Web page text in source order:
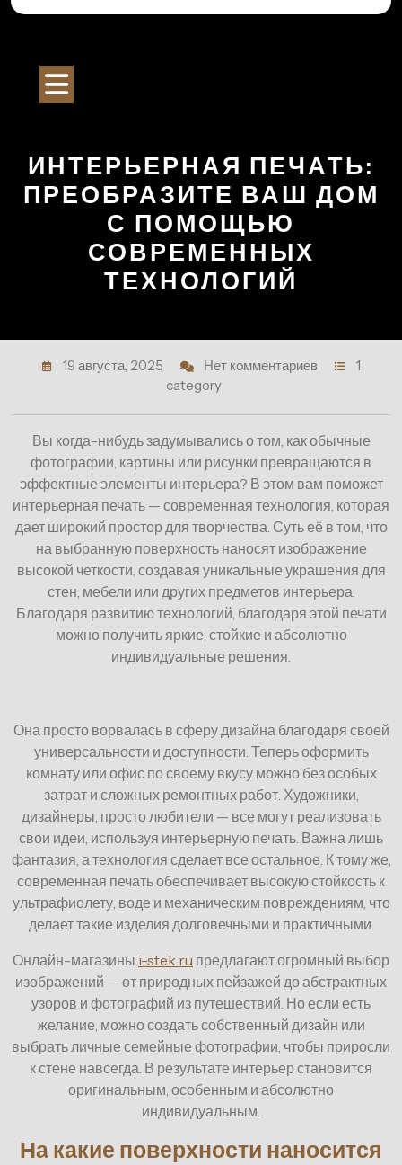
Перейти
ИНТЕРЬЕРНАЯ ПЕЧАТЬ:
ПРЕОБРАЗИТЕ ВАШ ДОМ
С ПОМОЩЬЮ
СОВРЕМЕННЫХ
ТЕХНОЛОГИЙ
19 августа, 2025 Нет комментариев
1
category
Вы когда-нибудь задумывались о том, как обычные
фотографии, картины или рисунки превращаются в
эффектные элементы интерьера? В этом вам поможет
интерьерная печать — современная технология, которая
дает широкий простор для творчества. Суть её в том, что
на выбранную поверхность наносят изображение
высокой четкости, создавая уникальные украшения для
стен, мебели или других предметов интерьера.
Благодаря развитию технологий, благодаря этой печати
можно получить яркие, стойкие и абсолютно
индивидуальные решения.
Она просто ворвалась в сферу дизайна благодаря своей
универсальности и доступности. Теперь оформить
комнату или офис по своему вкусу можно без особых
затрат и сложных ремонтных работ. Художники,
дизайнеры, просто любители — все могут реализовать
свои идеи, используя интерьерную печать. Важна лишь
фантазия, а технология сделает все остальное. К тому же,
современная печать обеспечивает высокую стойкость к
ультрафиолету, воде и механическим повреждениям, что
делает такие изделия долговечными и практичными.
Онлайн-магазины i-stek.ru предлагают огромный выбор
изображений — от природных пейзажей до абстрактных
узоров и фотографий из путешествий. Но если есть
желание, можно создать собственный дизайн или
выбрать личные семейные фотографии, чтобы приросли
к стене навсегда. В результате интерьер становится
оригинальным, особенным и абсолютно
индивидуальным.
На какие поверхности наносится